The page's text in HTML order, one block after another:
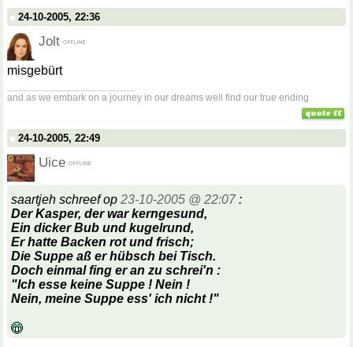
24-10-2005, 22:36
Jolt
misgebürt
and as we embark on a journey in our dreams well find our true ending
24-10-2005, 22:49
Uice
saartjeh schreef op 23-10-2005 @ 22:07:
Der Kasper, der war kerngesund,
Ein dicker Bub und kugelrund,
Er hatte Backen rot und frisch;
Die Suppe aß er hübsch bei Tisch.
Doch einmal fing er an zu schrei'n :
"Ich esse keine Suppe ! Nein !
Nein, meine Suppe ess' ich nicht !"